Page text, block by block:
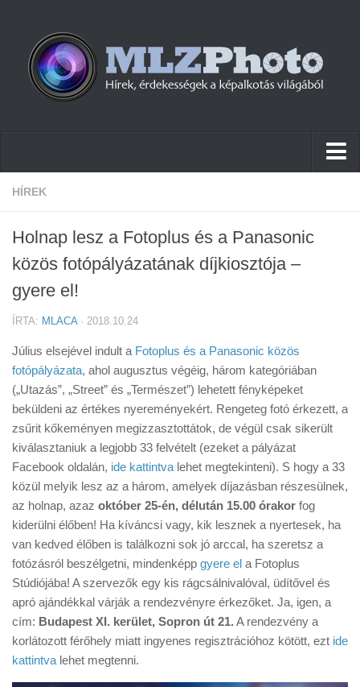
Hírek
Cikkek
Tanácsok
Érdekességek
Helyszíni Riport
E-BB
HÍREK
Holnap lesz a Fotoplus és a Panasonic
közös fotópályázatának díjkiosztója –
gyere el!
ÍRTA: MLACA· 2018.10.24
Július elsejével indult a Fotoplus és a Panasonic közös
fotópályázata, ahol augusztus végéig, három kategóriában
(„Utazás”, „Street” és „Természet”) lehetett fényképeket
beküldeni az értékes nyereményekért. Rengeteg fotó érkezett, a
zsűrit kőkeményen megizzasztottátok, de végül csak sikerült
kiválasztaniuk a legjobb 33 felvételt (ezeket a pályázat
Facebook oldalán, ide kattintva lehet megtekinteni). S hogy a 33
közül melyik lesz az a három, amelyek díjazásban részesülnek,
az holnap, azaz október 25-én, délután 15.00 órakor fog
kiderülni élőben! Ha kíváncsi vagy, kik lesznek a nyertesek, ha
van kedved élőben is találkozni sok jó arccal, ha szeretsz a
fotózásról beszélgetni, mindenképp gyere el a Fotoplus
Stúdiójába! A szervezők egy kis rágcsálnivalóval, üdítővel és
apró ajándékkal várják a rendezvényre érkezőket. Ja, igen, a
cím: Budapest XI. kerület, Sopron út 21. A rendezvény a
korlátozott férőhely miatt ingyenes regisztrációhoz kötött, ezt ide
kattintva lehet megtenni.